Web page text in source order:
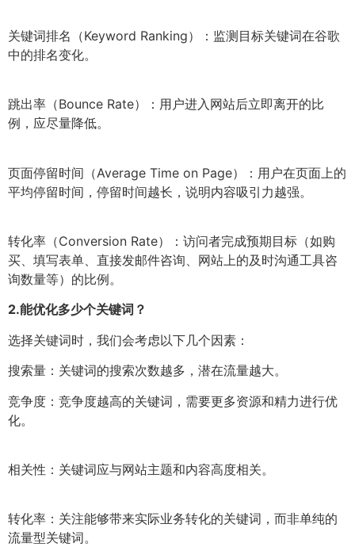
关键词排名（Keyword Ranking）：监测目标关键词在谷歌
中的排名变化。
跳出率（Bounce Rate）：用户进入网站后立即离开的比
例，应尽量降低。
页面停留时间（Average Time on Page）：用户在页面上的
平均停留时间，停留时间越长，说明内容吸引力越强。
转化率（Conversion Rate）：访问者完成预期目标（如购
买、填写表单、直接发邮件咨询、网站上的及时沟通工具咨
询数量等）的比例。
2.能优化多少个关键词？
选择关键词时，我们会考虑以下几个因素：
搜索量：关键词的搜索次数越多，潜在流量越大。
竞争度：竞争度越高的关键词，需要更多资源和精力进行优
化。
相关性：关键词应与网站主题和内容高度相关。
转化率：关注能够带来实际业务转化的关键词，而非单纯的
流量型关键词。